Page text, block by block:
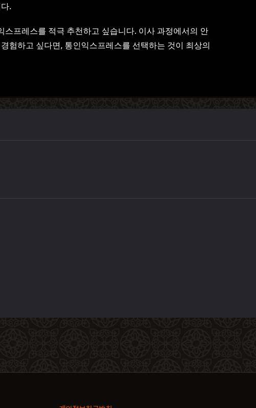
.
스프레스를 적극 추천하고 싶습니다. 이사 과정에서의 안
험하고 싶다면, 통인익스프레스를 선택하는 것이 최상의